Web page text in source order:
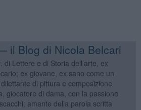
il Blog di Nicola Belcari
di Lettere e di Storia dell’arte, ex
ex giovane, ex sano come un
di pittura e composizione
giocatore di dama, con la passione
amante della parola scritta